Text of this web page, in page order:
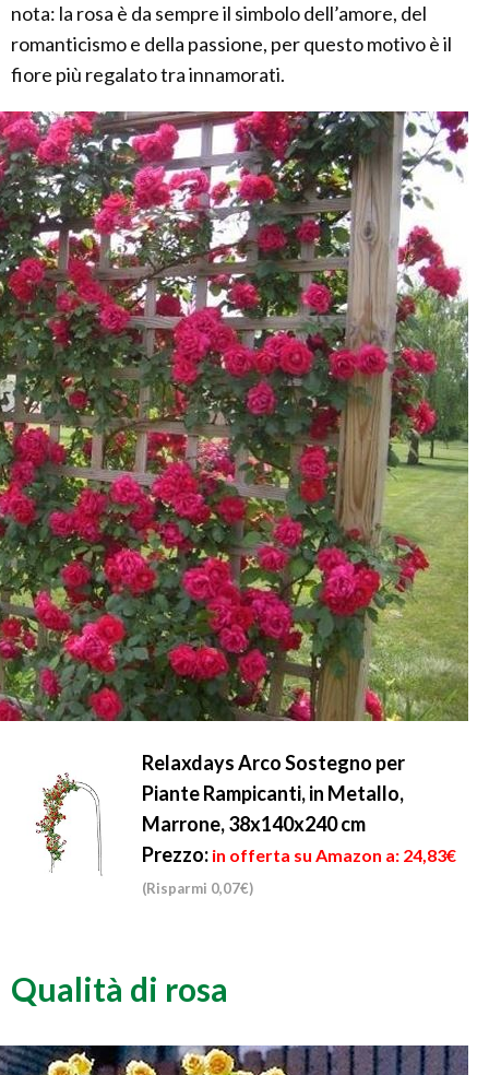
nota: la rosa è da sempre il simbolo dell’amore, del
romanticismo e della passione, per questo motivo è il
fiore più regalato tra innamorati.
Relaxdays Arco Sostegno per
Piante Rampicanti, in Metallo,
Marrone, 38x140x240 cm
Prezzo: in offerta su Amazon a: 24,83€
(Risparmi 0,07€)
Qualità di rosa